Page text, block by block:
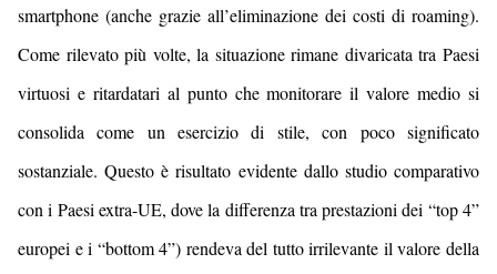
smartphone (anche grazie all’eliminazione dei costi di roaming).
Come rilevato più volte, la situazione rimane divaricata tra Paesi
virtuosi e ritardatari al punto che monitorare il valore medio si
consolida come un esercizio di stile, con poco significato
sostanziale.Questo è risultato evidente dallo studio comparativo
con i Paesi extra-UE, dove la differenza tra prestazioni dei “top 4”
europei e i “bottom 4”) rendeva del tutto irrilevante il valore della